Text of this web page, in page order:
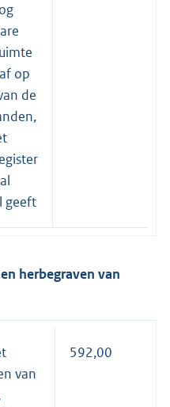
op
de
geeft
herbegraven van
van
592,00